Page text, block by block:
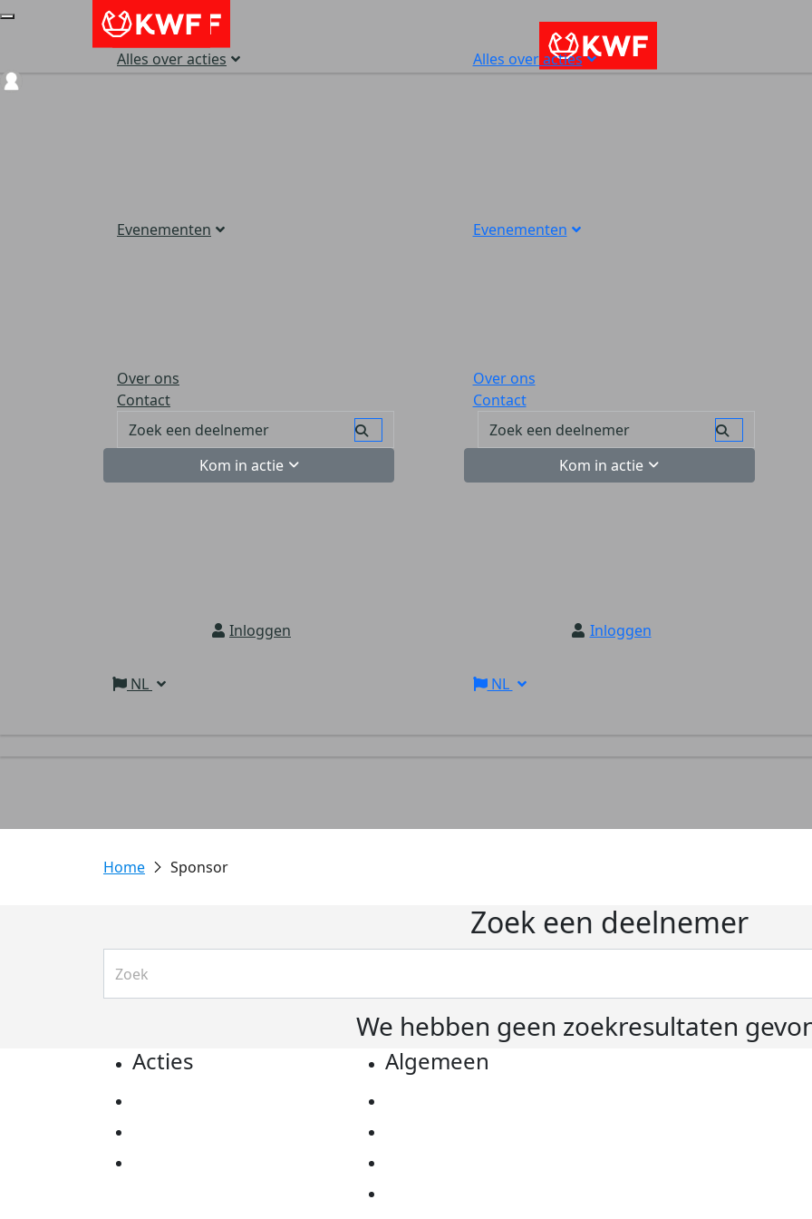
Alles over acties
Evenementen
Over ons
Contact
Kom in actie
Inloggen
NL
Alles over acties
Evenementen
Over ons
Contact
Kom in actie
Inloggen
NL
Sponsor
Zoek een deelnemer
We hebben geen zoekresultaten
Acties Algemeen